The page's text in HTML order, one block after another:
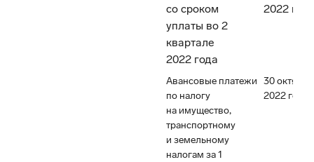
со сроком
уплаты во 2
квартале
2022 года
2022
Авансовые платежи
по налогу
на имущество,
транспортному
и земельному
налогам за 1
30 октября
2022 года